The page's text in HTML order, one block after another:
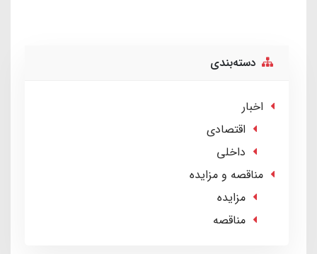
دسته‌بندی
اخبار
اقتصادی
داخلی
مناقصه و مزایده
مزایده
مناقصه